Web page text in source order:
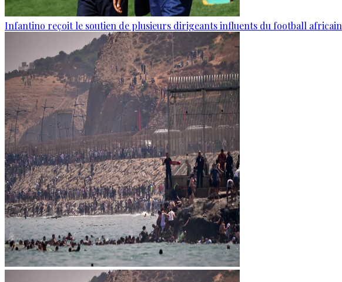
Infantino reçoit le soutien de plusieurs dirigeants influents du football africain